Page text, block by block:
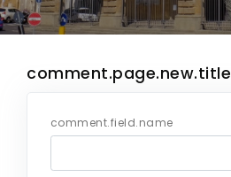
comment.page.new.title
comment.field.name